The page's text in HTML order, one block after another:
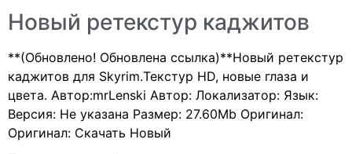
Новый ретекстур каджитов
**(Обновлено! Обновлена ссылка)**Новый ретекстур
каджитов для Skyrim.Текстур HD, новые глаза и
цвета. Автор:mrLenski Автор: Локализатор: Язык:
Версия: Не указана Размер: 27.60Mb Оригинал:
Оригинал: Скачать Новый